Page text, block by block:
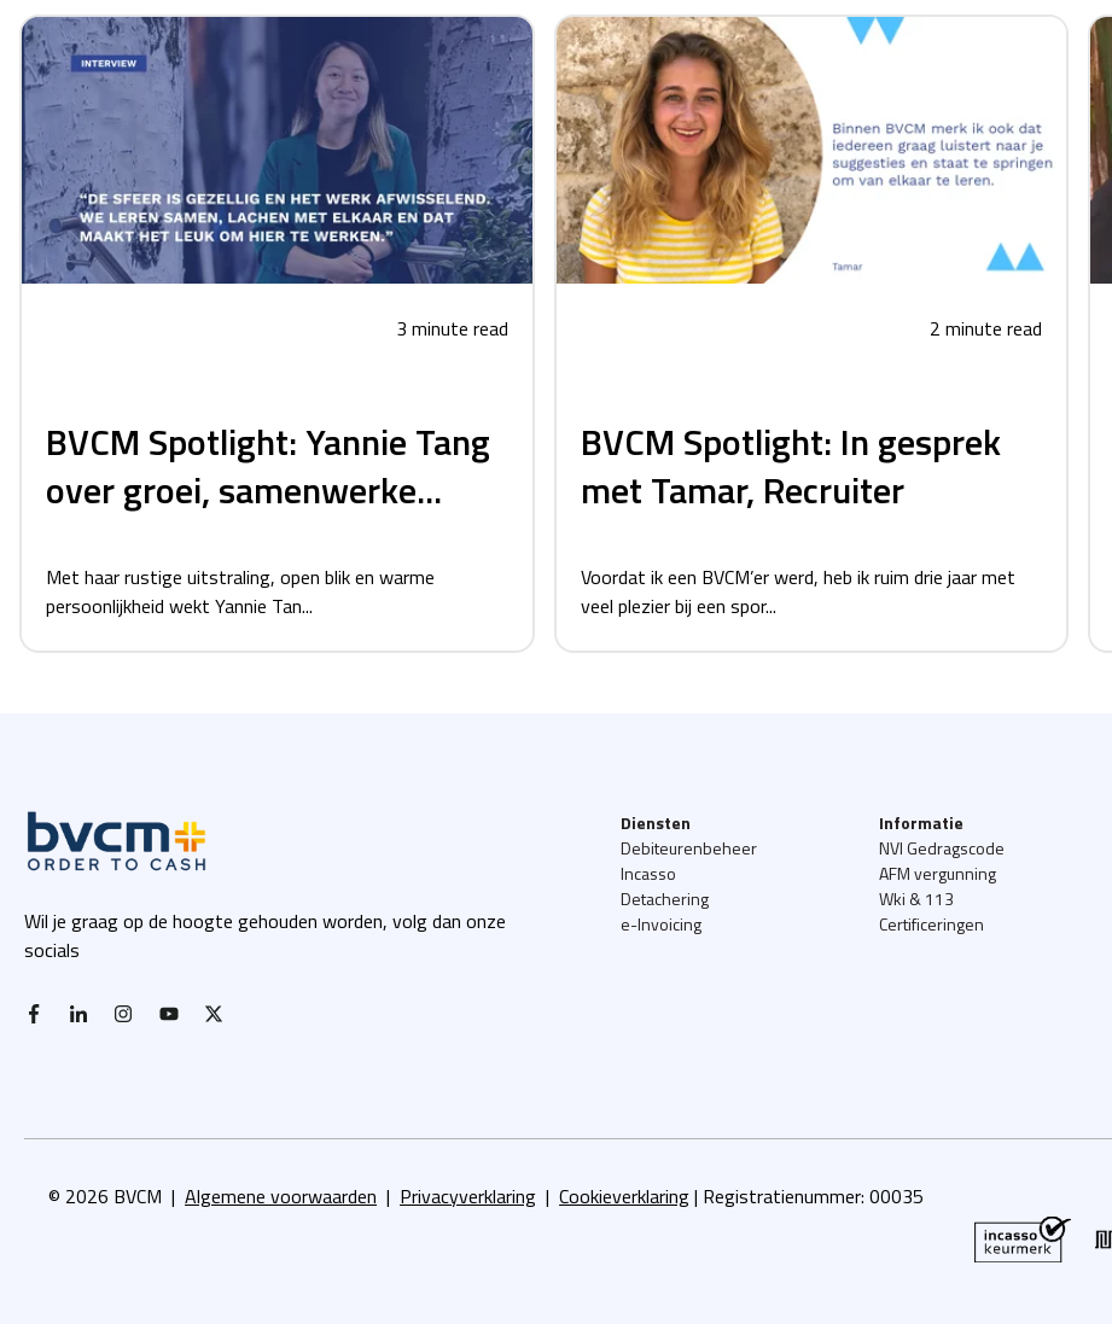
3 minute read
BVCM Spotlight: Yannie Tang
over groei, samenwerke...
Met haar rustige uitstraling, open blik en warme
persoonlijkheid wekt Yannie Tan...
2 minute read
BVCM Spotlight: In gesprek
met Tamar, Recruiter
Voordat ik een BVCM’er werd, heb ik ruim drie jaar met
veel plezier bij een spor...
Wil je graag op de hoogte gehouden worden, volg dan onze
socials
facebook-flinkedin-ininstagramyoutube
Diensten
Debiteurenbeheer
Incasso
Detachering
e-Invoicing
Informatie
NVI Gedragscode
AFM vergunning
Wki & 113
Certificeringen
© 2026 BVCM |Algemene voorwaarden | Privacyverklaring |Cookieverklaring| Registratienummer: 00035